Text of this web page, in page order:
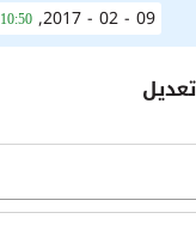
09 - 02 - 2017,
10:50 PM